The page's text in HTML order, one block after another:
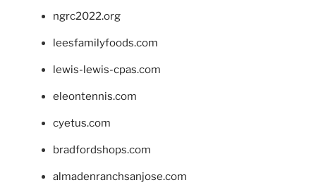
ngrc2022.org
leesfamilyfoods.com
lewis-lewis-cpas.com
eleontennis.com
cyetus.com
bradfordshops.com
almadenranchsanjose.com